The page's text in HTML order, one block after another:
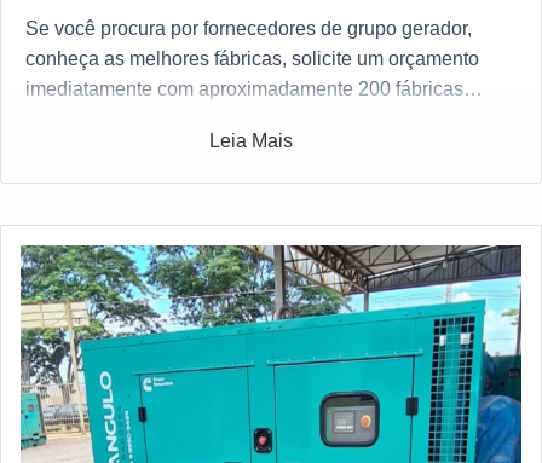
Se você procura por fornecedores de grupo gerador,
conheça as melhores fábricas, solicite um orçamento
imediatamente com aproximadamente 200 fábricas
Leia Mais